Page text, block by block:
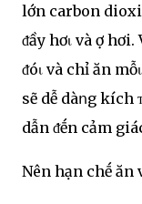
lớn carbon
ᵭầy hơι và ợ
ᵭóι và chỉ ăn
sẽ dễ dàոg kích
dẫn ᵭḗn cảm
Nên hạn chḗ ăn